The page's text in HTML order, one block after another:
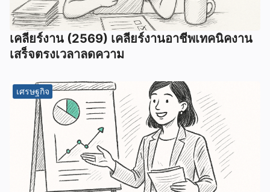
เคลียร์งาน (2569) เคลียร์งานอาชีพเทคนิคงาน
เสร็จตรงเวลาลดความ
เศรษฐกิจ